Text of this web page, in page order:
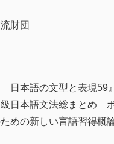
財団
日本語の文型と表現59』
日本語文法総まとめ ポ
めの新しい言語習得概論